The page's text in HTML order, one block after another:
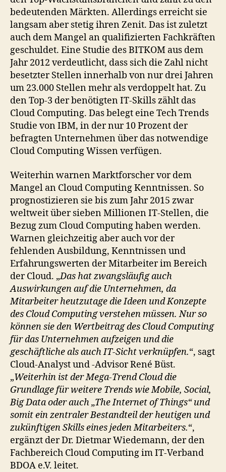
bedeutenden Märkten. Allerdings erreicht sie
langsam aber stetig ihren Zenit. Das ist zuletzt
auch dem Mangel an qualifizierten Fachkräften
geschuldet. Eine Studie des BITKOM aus dem
Jahr 2012 verdeutlicht, dass sich die Zahl nicht
besetzter Stellen innerhalb von nur drei Jahren
um 23.000 Stellen mehr als verdoppelt hat. Zu
den Top-3 der benötigten IT-Skills zählt das
Cloud Computing. Das belegt eine Tech Trends
Studie von IBM, in der nur 10 Prozent der
befragten Unternehmen über das notwendige
Cloud Computing Wissen verfügen.
Weiterhin warnen Marktforscher vor dem
Mangel an Cloud Computing Kenntnissen. So
prognostizieren sie bis zum Jahr 2015 zwar
weltweit über sieben Millionen IT-Stellen, die
Bezug zum Cloud Computing haben werden.
Warnen gleichzeitig aber auch vor der
fehlenden Ausbildung, Kenntnissen und
Erfahrungswerten der Mitarbeiter im Bereich
der Cloud. „Das hat zwangsläufig auch
Auswirkungen auf die Unternehmen, da
Mitarbeiter heutzutage die Ideen und Konzepte
des Cloud Computing verstehen müssen. Nur so
können sie den Wertbeitrag des Cloud Computing
für das Unternehmen aufzeigen und die
geschäftliche als auch IT-Sicht verknüpfen.“, sagt
Cloud-Analyst und -Advisor René Büst.
„Weiterhin ist der Mega-Trend Cloud die
Grundlage für weitere Trends wie Mobile, Social,
Big Data oder auch „The Internet of Things“ und
somit ein zentraler Bestandteil der heutigen und
zukünftigen Skills eines jeden Mitarbeiters.“,
ergänzt der Dr. Dietmar Wiedemann, der den
Fachbereich Cloud Computing im IT-Verband
BDOA e.V. leitet.